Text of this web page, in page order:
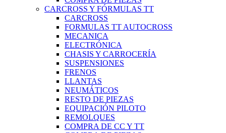
CARCROSS Y FÓRMULAS TT
CARCROSS
FORMULAS TT AUTOCROSS
MECANICA
ELECTRÓNICA
CHASIS Y CARROCERÍA
SUSPENSIONES
FRENOS
LLANTAS
NEUMÁTICOS
RESTO DE PIEZAS
EQUIPACIÓN PILOTO
REMOLQUES
COMPRA DE CC Y TT